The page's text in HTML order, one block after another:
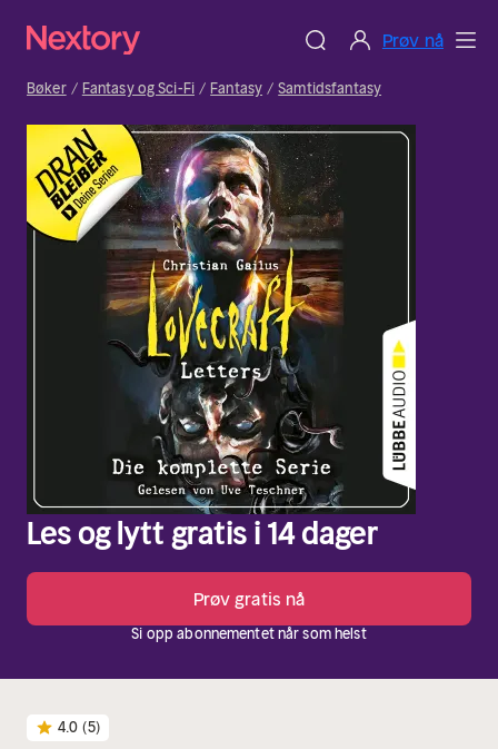
Prøv nå
Bøker Fantasy og Sci-Fi Fantasy Samtidsfantasy
Les og lytt gratis i 14 dager
Prøv gratis nå
Si opp abonnementet når som helst
4.0 (5)